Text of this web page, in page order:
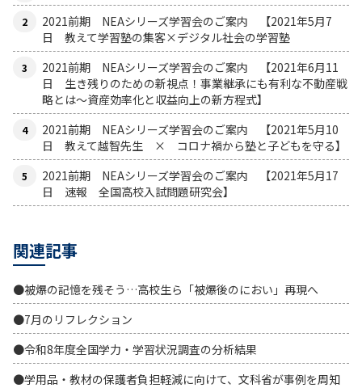
2021前期 NEAシリーズ学習会のご案内 【2021年5月7
日 教えて学習塾の集客×デジタル社会の学習塾
2021前期 NEAシリーズ学習会のご案内 【2021年6月11
日 生き残りのための新視点！事業継承にも有利な不動産戦
略とは〜資産効率化と収益向上の新方程式】
2021前期 NEAシリーズ学習会のご案内 【2021年5月10
日 教えて越智先生 × コロナ禍から塾と子どもを守る】
2021前期 NEAシリーズ学習会のご案内 【2021年5月17
日 速報 全国高校入試問題研究会】
関連記事
●被爆の記憶を残そう…高校生ら「被爆後のにおい」再現へ
●7月のリフレクション
●令和8年度全国学力・学習状況調査の分析結果
●学用品・教材の保護者負担軽減に向けて、文科省が事例を周知